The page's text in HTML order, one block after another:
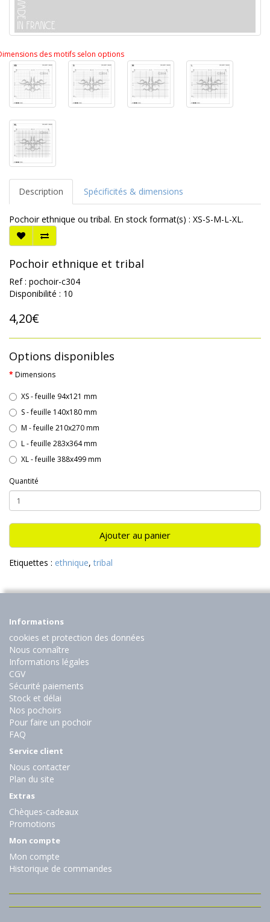
des motifs selon options
Description Spécificités & dimensions
Pochoir ethnique ou tribal. En stock format(s) : XS-S-M-L-XL.
Pochoir ethnique et tribal
Ref : pochoir-c304
Disponibilité : 10
4,20€
Options disponibles
Dimensions
XS - feuille 94x121 mm
S - feuille 140x180 mm
M - feuille 210x270 mm
L - feuille 283x364 mm
XL - feuille 388x499 mm
Quantité
Ajouter au panier
Etiquettes : ethnique,tribal
Informations
cookies et protection des données
Nous connaître
Informations légales
CGV
Sécurité paiements
Stock et délai
Nos pochoirs
Pour faire un pochoir
FAQ
Service client
Nous contacter
Plan du site
Extras
Chèques-cadeaux
Promotions
Mon compte
Mon compte
Historique de commandes